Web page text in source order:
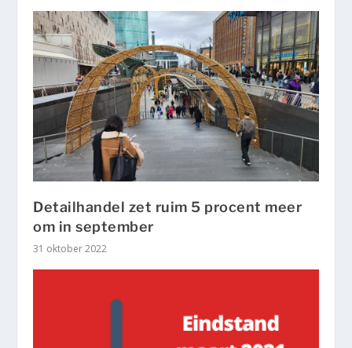
Detailhandel zet ruim 5 procent meer
om in september
31 oktober 2022